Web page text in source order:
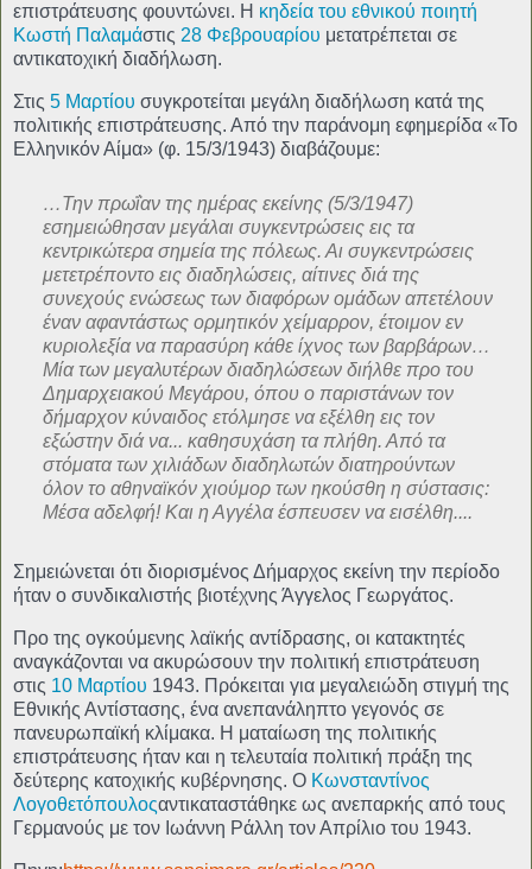
επιστράτευσης φουντώνει. Η κηδεία του εθνικού ποιητή
Κωστή Παλαμάστις 28 Φεβρουαρίου μετατρέπεται σε
αντικατοχική διαδήλωση.
Στις 5 Μαρτίου συγκροτείται μεγάλη διαδήλωση κατά της
πολιτικής επιστράτευσης. Από την παράνομη εφημερίδα «Το
Ελληνικόν Αίμα» (φ. 15/3/1943) διαβάζουμε:
…Την πρωΐαν της ημέρας εκείνης (5/3/1947)
εσημειώθησαν μεγάλαι συγκεντρώσεις εις τα
κεντρικώτερα σημεία της πόλεως. Αι συγκεντρώσεις
μετετρέποντο εις διαδηλώσεις, αίτινες διά της
συνεχούς ενώσεως των διαφόρων ομάδων απετέλουν
έναν αφαντάστως ορμητικόν χείμαρρον, έτοιμον εν
κυριολεξία να παρασύρη κάθε ίχνος των βαρβάρων…
Μία των μεγαλυτέρων διαδηλώσεων διήλθε προ του
Δημαρχειακού Μεγάρου, όπου ο παριστάνων τον
δήμαρχον κύναιδος ετόλμησε να εξέλθη εις τον
εξώστην διά να... καθησυχάση τα πλήθη. Από τα
στόματα των χιλιάδων διαδηλωτών διατηρούντων
όλον το αθηναϊκόν χιούμορ των ηκούσθη η σύστασις:
Μέσα αδελφή! Και η Αγγέλα έσπευσεν να εισέλθη....
Σημειώνεται ότι διορισμένος Δήμαρχος εκείνη την περίοδο
ήταν ο συνδικαλιστής βιοτέχνης Άγγελος Γεωργάτος.
Προ της ογκούμενης λαϊκής αντίδρασης, οι κατακτητές
αναγκάζονται να ακυρώσουν την πολιτική επιστράτευση
στις 10 Μαρτίου 1943. Πρόκειται για μεγαλειώδη στιγμή της
Εθνικής Αντίστασης, ένα ανεπανάληπτο γεγονός σε
πανευρωπαϊκή κλίμακα. Η ματαίωση της πολιτικής
επιστράτευσης ήταν και η τελευταία πολιτική πράξη της
δεύτερης κατοχικής κυβέρνησης. Ο Κωνσταντίνος
Λογοθετόπουλοςαντικαταστάθηκε ως ανεπαρκής από τους
Γερμανούς με τον Ιωάννη Ράλλη τον Απρίλιο του 1943.